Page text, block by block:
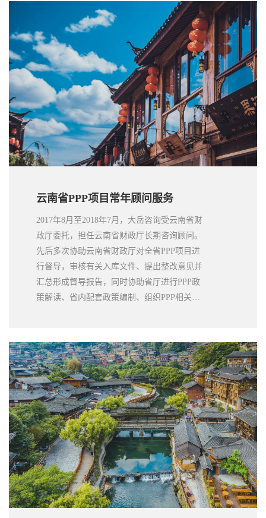
云南省PPP项目常年顾问服务
2017年8月至2018年7月，大岳咨询受云南省财
政厅委托，担任云南省财政厅长期咨询顾问。
先后多次协助云南省财政厅对全省PPP项目进
行督导，审核有关入库文件、提出整改意见并
汇总形成督导报告，同时协助省厅进行PPP政
策解读、省内配套政策编制、组织PPP相关培
高度评价。